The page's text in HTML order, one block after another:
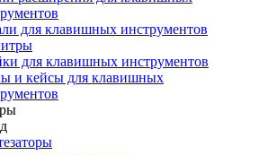
для клавишных инструментов
для клавишных инструментов
и кейсы для клавишных